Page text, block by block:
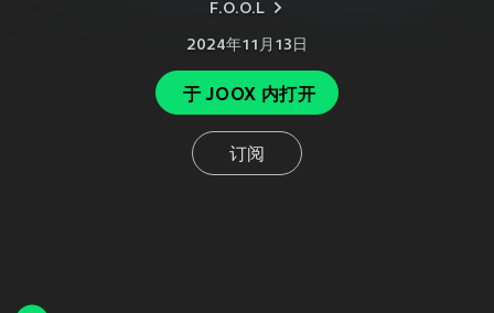
F.O.O.L
2024年11月13日
于 JOOX 内打开
订阅